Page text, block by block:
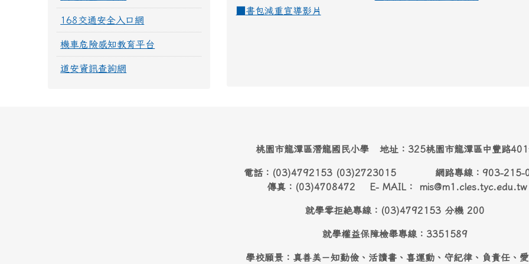
書包減重宣導影片
168交通安全入口網
機車危險感知教育平台
道安資訊查詢網
桃園市龍潭區潛龍國民小學 地址：325桃園市龍潭區中豐路
電話：(03)4792153 (03)2723015 網路專線：903-215-
傳真：(03)4708472 E- MAIL： mis@m1.cles.tyc.edu.tw
就學零拒絶專線：(03)4792153 分機 200
就學權益保障檢舉專線：3351589
學校願景：真善美－知勤儉、活讀書、喜運動、守紀律、負責任、